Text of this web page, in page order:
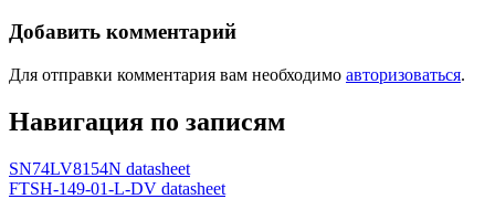
Добавить комментарий
Для отправки комментария вам необходимо авторизоваться.
Навигация по записям
SN74LV8154N datasheet
FTSH-149-01-L-DV datasheet